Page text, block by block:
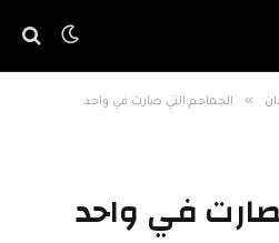
» الجماجم التي صارت في واحد
صارت في واحد